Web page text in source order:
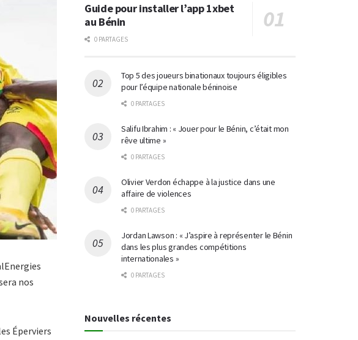
nos
Éperviers
Guide pour installer l’app 1xbet
au Bénin
0 PARTAGES
Top 5 des joueurs binationaux toujours éligibles
pour l’équipe nationale béninoise
0 PARTAGES
Salifu Ibrahim : « Jouer pour le Bénin, c’était mon
rêve ultime »
0 PARTAGES
Olivier Verdon échappe à la justice dans une
affaire de violences
0 PARTAGES
Jordan Lawson : « J’aspire à représenter le Bénin
dans les plus grandes compétitions
internationales »
0 PARTAGES
Nouvelles récentes